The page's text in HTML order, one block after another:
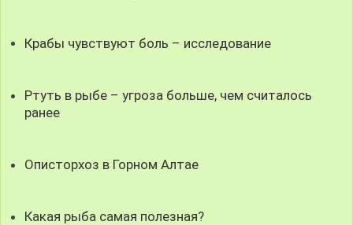
Крабы чувствуют боль – исследование
Ртуть в рыбе – угроза больше, чем считалось
ранее
Описторхоз в Горном Алтае
Какая рыба самая полезная?